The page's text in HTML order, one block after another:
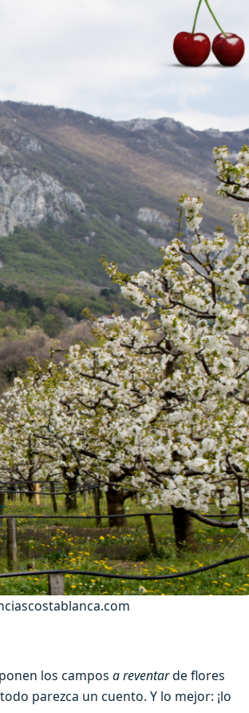
los campos a reventarde flores
parezca un cuento. Y lo mejor: ¡lo